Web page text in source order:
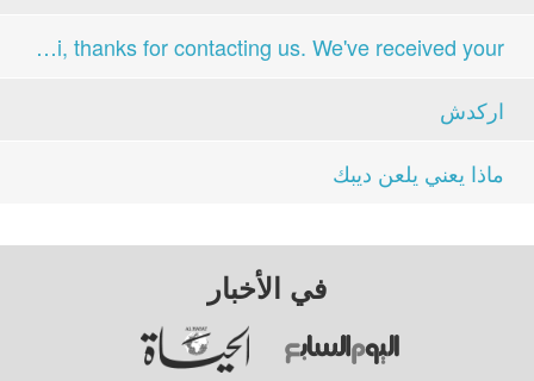
Hi, thanks for contacting us. We've received your...
اركدش
ماذا يعني يلعن ديبك
في الأخبار